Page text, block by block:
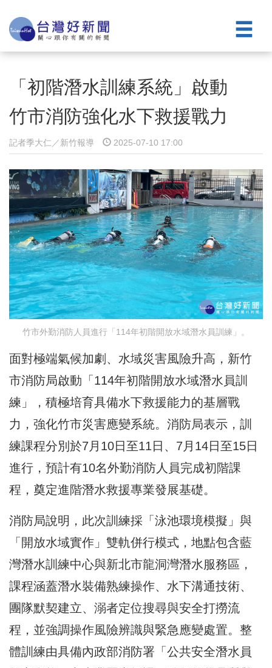
「初階潛水訓練系統」啟動
竹市消防強化水下救援戰力
記者季大仁／新竹報導 2025-07-10 17:00
竹市外勤消防人員進行「114年初階開放水域潛水員訓練」。
面對極端氣候加劇、水域災害風險升高，新竹
市消防局啟動「114年初階開放水域潛水員訓
練」，積極培育具備水下救援能力的基層戰
力，強化竹市災害應變系統。消防局表示，訓
練課程分別於7月10日至11日、7月14日至15日
進行，預計有10名外勤消防人員完成初階課
程，奠定進階潛水救援專業發展基礎。
消防局說明，此次訓練採「泳池環境模擬」與
「開放水域實作」雙軌併行模式，地點包含藍
灣潛水訓練中心與新北市龍洞灣潛水服務區，
課程涵蓋潛水裝備熟練操作、水下溝通技術、
團隊默契建立、溺者定位搜尋與安全打撈流
程，並強調操作風險辨識與緊急應變處置。整
體訓練由具備內政部消防署「公共安全潛水員